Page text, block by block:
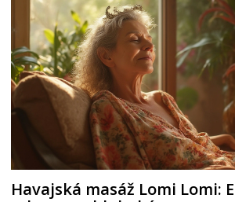
Havajská masáž Lomi Lomi: